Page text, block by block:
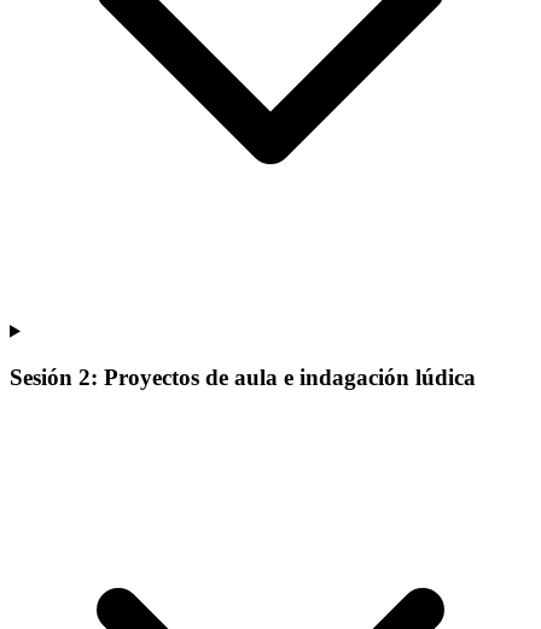
Sesión 2: Proyectos de aula e indagación lúdica